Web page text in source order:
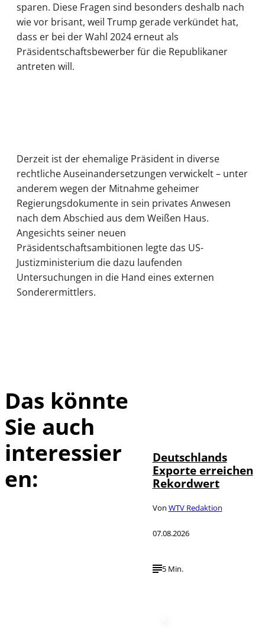
sparen. Diese Fragen sind besonders deshalb nach
wie vor brisant, weil Trump gerade verkündet hat,
dass er bei der Wahl 2024 erneut als
Präsidentschaftsbewerber für die Republikaner
antreten will.
Derzeit ist der ehemalige Präsident in diverse
rechtliche Auseinandersetzungen verwickelt – unter
anderem wegen der Mitnahme geheimer
Regierungsdokumente in sein privates Anwesen
nach dem Abschied aus dem Weißen Haus.
Angesichts seiner neuen
Präsidentschaftsambitionen legte das US-
Justizministerium die dazu laufenden
Untersuchungen in die Hand eines externen
Sonderermittlers.
Das könnte
Sie auch
interessier
en:
Deutschlands
Exporte erreichen
Rekordwert
Von WTV Redaktion
07.08.2026
5 Min.